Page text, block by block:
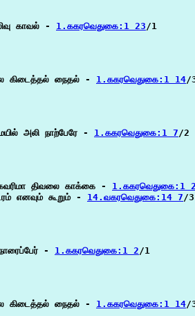
காவல் - 1.ககரவெதுகை:1 23/1
கிடைத்தல் நைதல் - 1.ககரவெதுகை:1 14/
அலி நாற்பேரே - 1.ககரவெதுகை:1 7/2
திவலை காக்கை - 1.ககரவெதுகை:1
எனவும் கூறும் - 14.வகரவெதுகை:14 7/3
- 1.ககரவெதுகை:1 2/1
கிடைத்தல் நைதல் - 1.ககரவெதுகை:1 14/